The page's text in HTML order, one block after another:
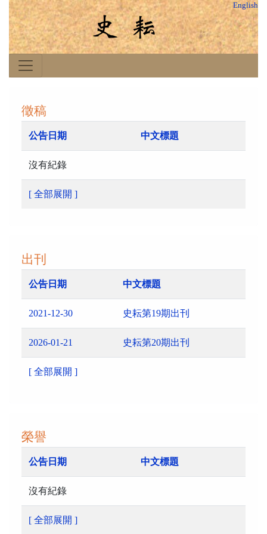
English
徵稿
公告日期 中文標題
沒有紀錄
[ 全部展開 ]
出刊
公告日期 中文標題
2021-12-30 史耘第19期出刊
2026-01-21 史耘第20期出刊
[ 全部展開 ]
榮譽
公告日期 中文標題
沒有紀錄
[ 全部展開 ]